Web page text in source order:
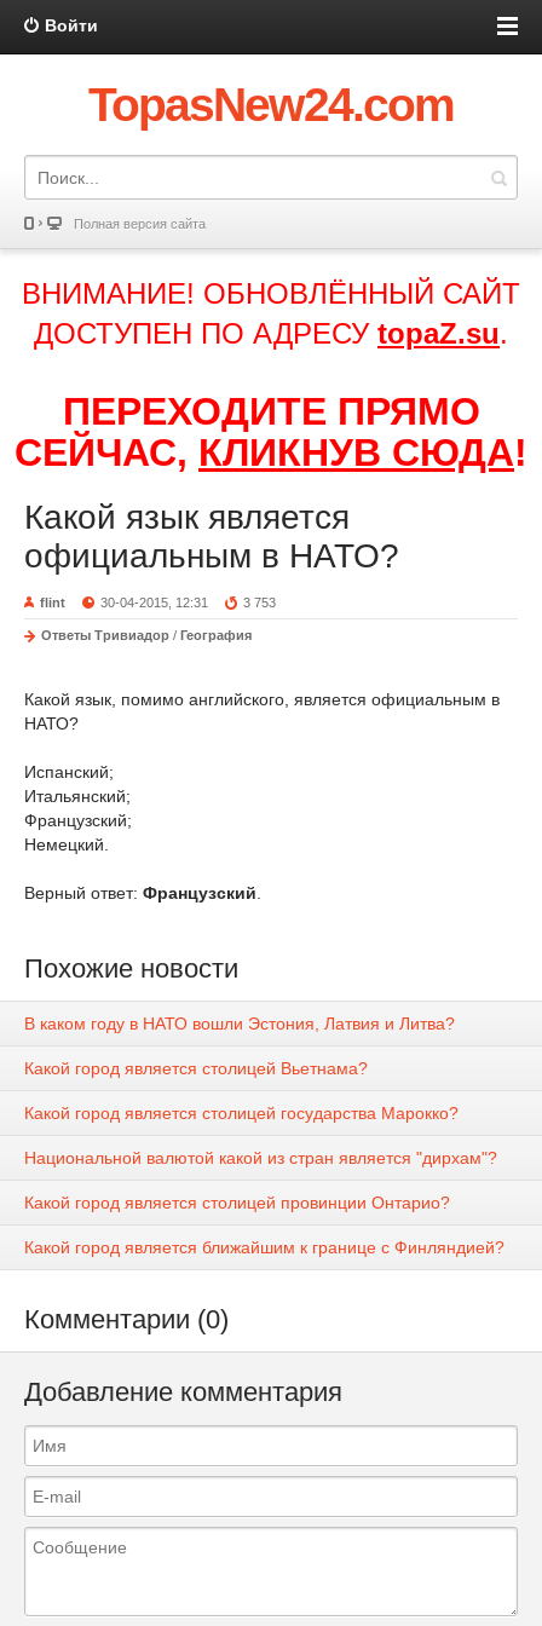
Войти
TopasNew24.com
Полная версия сайта
ВНИМАНИЕ! ОБНОВЛЁННЫЙ САЙТ
ДОСТУПЕН ПО АДРЕСУ topaZ.su.
ПЕРЕХОДИТЕ ПРЯМО
СЕЙЧАС, КЛИКНУВ СЮДА!
Какой язык является
официальным в НАТО?
flint 30-04-2015, 12:31 3 753
Ответы Тривиадор / География
Какой язык, помимо английского, является официальным в
НАТО?
Испанский;
Итальянский;
Французский;
Немецкий.
Верный ответ: Французский
Похожие новости
В каком году в НАТО вошли Эстония, Латвия и Литва?
Какой город является столицей Вьетнама?
Какой город является столицей государства Марокко?
Национальной валютой какой из стран является "дирхам"?
Какой город является столицей провинции Онтарио?
Какой город является ближайшим к границе с Финляндией?
Комментарии (0)
Добавление комментария